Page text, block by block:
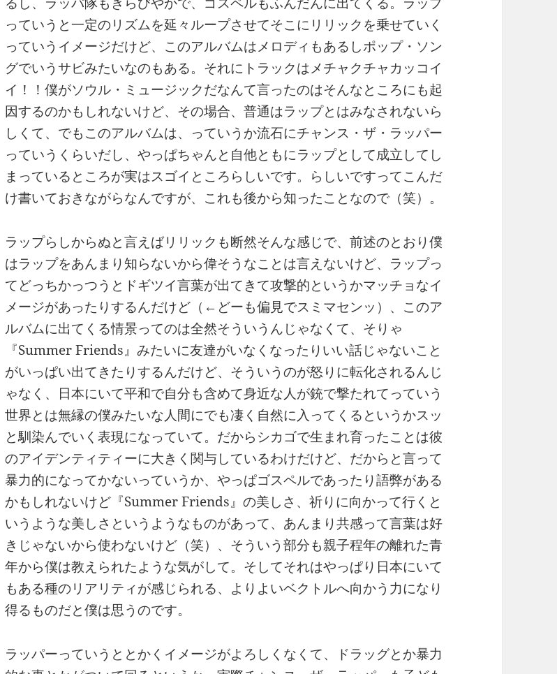
っていうと一定のリズムを延々ループさせてそこにリリックを乗せていく
っていうイメージだけど、このアルバムはメロディもあるしポップ・ソン
グでいうサビみたいなのもある。それにトラックはメチャクチャカッコイ
イ！！僕がソウル・ミュージックだなんて言ったのはそんなところにも起
因するのかもしれないけど、その場合、普通はラップとはみなされないら
しくて、でもこのアルバムは、っていうか流石にチャンス・ザ・ラッパー
っていうくらいだし、やっぱちゃんと自他ともにラップとして成立してし
まっているところが実はスゴイところらしいです。らしいですってこんだ
け書いておきながらなんですが、これも後から知ったことなので（笑）。
ラップらしからぬと言えばリリックも断然そんな感じで、前述のとおり僕
はラップをあんまり知らないから偉そうなことは言えないけど、ラップっ
てどっちかっつうとドギツイ言葉が出てきて攻撃的というかマッチョなイ
メージがあったりするんだけど（←どーも偏見でスミマセンッ）、このア
ルバムに出てくる情景ってのは全然そういうんじゃなくて、そりゃ
『Summer Friends』みたいに友達がいなくなったりいい話じゃないこと
がいっぱい出てきたりするんだけど、そういうのが怒りに転化されるんじ
ゃなく、日本にいて平和で自分も含めて身近な人が銃で撃たれてっていう
世界とは無縁の僕みたいな人間にでも凄く自然に入ってくるというかスッ
と馴染んでいく表現になっていて。だからシカゴで生まれ育ったことは彼
のアイデンティティーに大きく関与しているわけだけど、だからと言って
暴力的になってかないっていうか、やっぱゴスペルであったり語弊がある
かもしれないけど『Summer Friends』の美しさ、祈りに向かって行くと
いうような美しさというようなものがあって、あんまり共感って言葉は好
きじゃないから使わないけど（笑）、そういう部分も親子程年の離れた青
年から僕は教えられたような気がして。そしてそれはやっぱり日本にいて
もある種のリアリティが感じられる、よりよいベクトルへ向かう力になり
得るものだと僕は思うのです。
ラッパーっていうととかくイメージがよろしくなくて、ドラッグとか暴力